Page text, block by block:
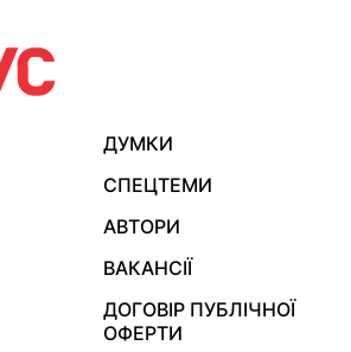
ДУМКИ
СПЕЦТЕМИ
АВТОРИ
ВАКАНСІЇ
ДОГОВІР ПУБЛІЧНОЇ
ОФЕРТИ